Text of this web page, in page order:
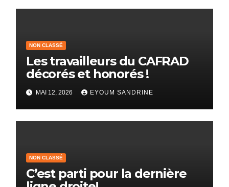
NON CLASSÉ
Les travailleurs du CAFRAD
décorés et honorés !
MAI 12, 2026 EYOUM SANDRINE
NON CLASSÉ
C’est parti pour la dernière